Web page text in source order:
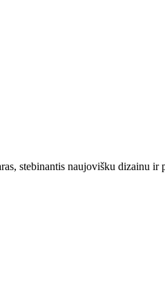
stebinantis naujovišku dizainu